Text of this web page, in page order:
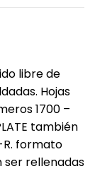
libre de
Hojas
1700 –
también
R. formato
ser rellenadas